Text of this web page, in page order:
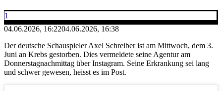
1
04.06.2026, 16:2204.06.2026, 16:38
Der deutsche Schauspieler Axel Schreiber ist am Mittwoch, dem 3.
Juni an Krebs gestorben. Dies vermeldete seine Agentur am
Donnerstagnachmittag über Instagram. Seine Erkrankung sei lang
und schwer gewesen, heisst es im Post.